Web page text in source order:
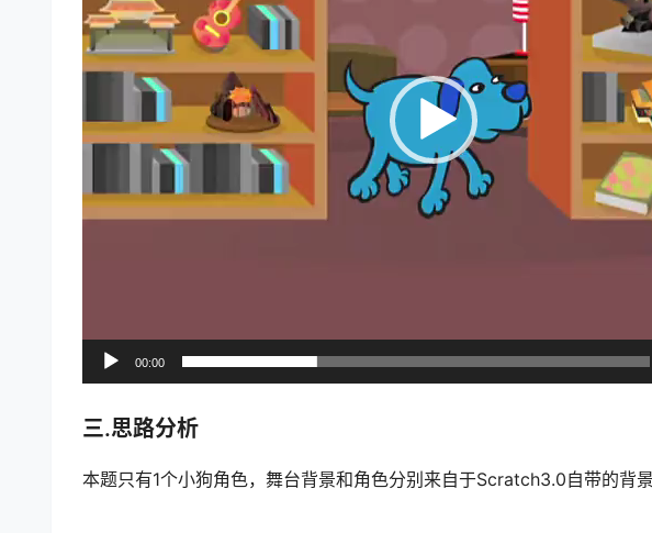
00:00
三.思路分析
本题只有1个小狗角色，舞台背景和角色分别来自于Scratch3.0自带的背